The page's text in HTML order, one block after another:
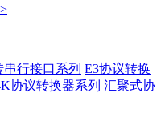
串行接口系列 E3协议转换
协议转换器系列 汇聚式协